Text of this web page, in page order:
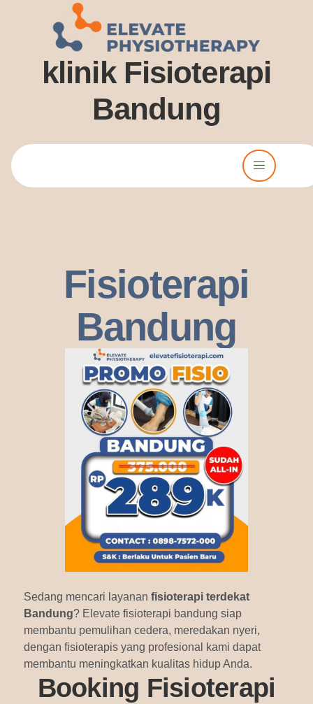
klinik Fisioterapi
Bandung
Fisioterapi
Bandung
Sedang mencari layanan fisioterapi terdekat
Bandung? Elevate fisioterapi bandung siap
membantu pemulihan cedera, meredakan nyeri,
dengan fisioterapis yang profesional kami dapat
membantu meningkatkan kualitas hidup Anda.
Booking Fisioterapi